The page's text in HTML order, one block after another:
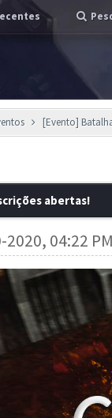
[Evento]
abertas!
2020, 04:22